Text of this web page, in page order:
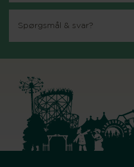
Spørgsmål & svar?